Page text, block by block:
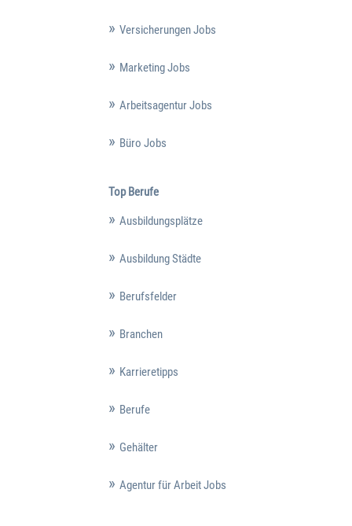
Versicherungen Jobs
Marketing Jobs
Arbeitsagentur Jobs
Büro Jobs
Top Berufe
Ausbildungsplätze
Ausbildung Städte
Berufsfelder
Branchen
Karrieretipps
Berufe
Gehälter
Agentur für Arbeit Jobs